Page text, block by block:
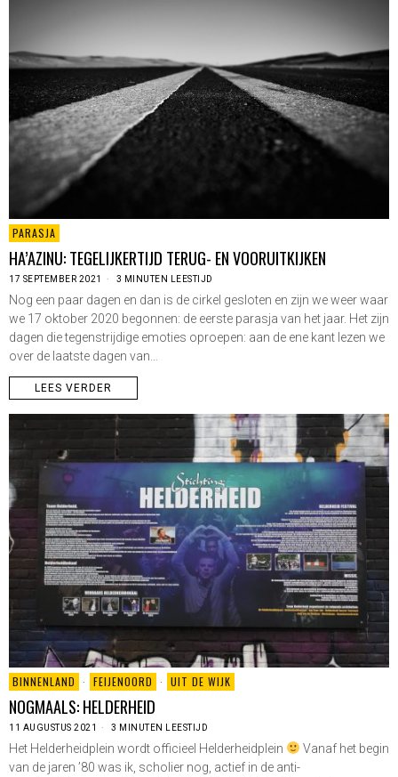
PARASJA
HA’AZINU: TEGELIJKERTIJD TERUG- EN VOORUITKIJKEN
17 SEPTEMBER 2021 3 MINUTEN LEESTIJD
Nog een paar dagen en dan is de cirkel gesloten en zijn we weer waar
we 17 oktober 2020 begonnen: de eerste parasja van het jaar. Het zijn
dagen die tegenstrijdige emoties oproepen: aan de ene kant lezen we
over de laatste dagen van…
LEES VERDER
BINNENLAND · FEIJENOORD · UIT DE WIJK
NOGMAALS: HELDERHEID
11 AUGUSTUS 2021 3 MINUTEN LEESTIJD
Het Helderheidplein wordt officieel Helderheidplein
Vanaf het begin
van de jaren ’80 was ik, scholier nog, actief in de anti-